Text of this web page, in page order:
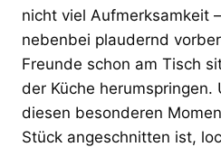
nicht viel Aufmerksamkeit
nebenbei plaudernd
Freunde schon am Tisch
der Küche
diesen besonderen
Stück angeschnitten ist,